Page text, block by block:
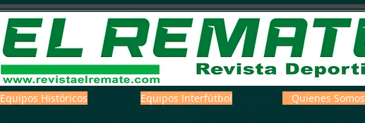
Equipos Históricos Equipos Interfútbol Quienes Somos